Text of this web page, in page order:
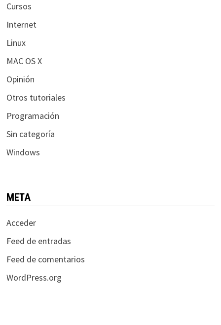
Cursos
Internet
Linux
MAC OS X
Opinión
Otros tutoriales
Programación
Sin categoría
Windows
META
Acceder
Feed de entradas
Feed de comentarios
WordPress.org